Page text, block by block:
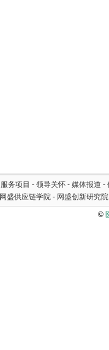
服务项目 - 领导关怀 - 媒体报道 -
网盛供应链学院 - 网盛创新研究院
©